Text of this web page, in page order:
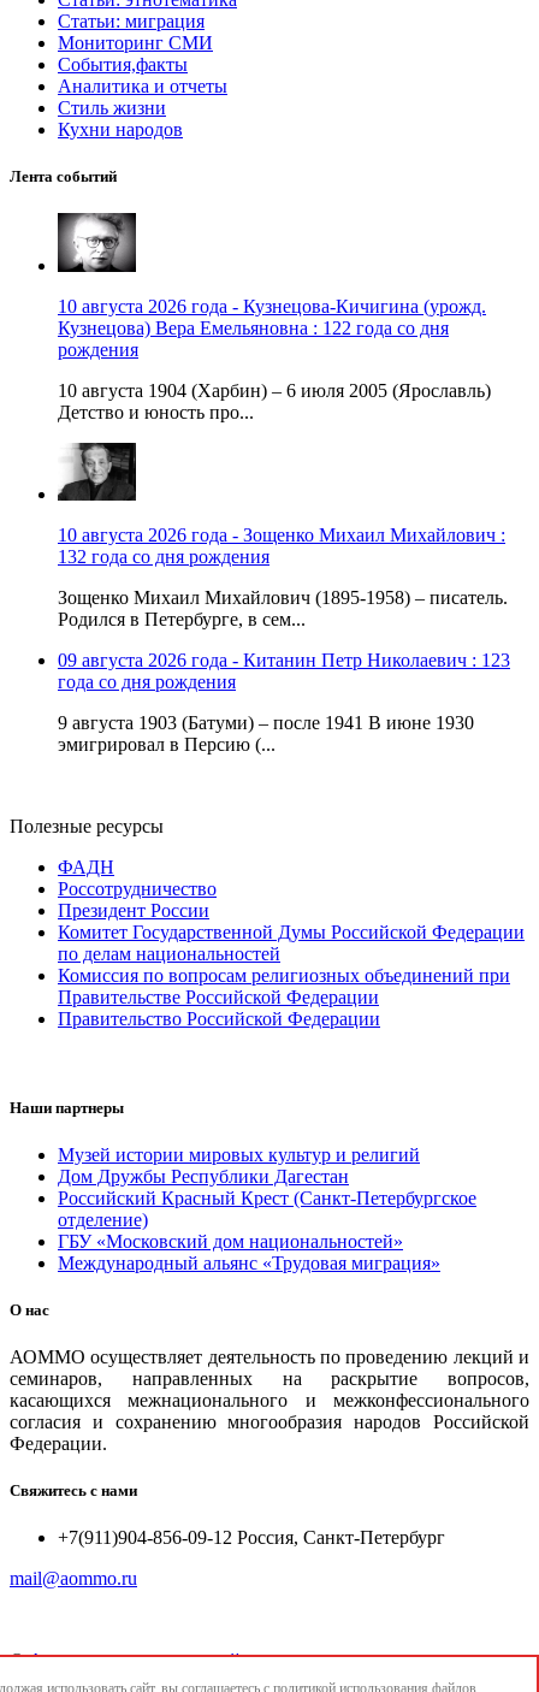
Статьи: миграция
Мониторинг СМИ
События,факты
Аналитика и отчеты
Стиль жизни
Кухни народов
Лента событий
10 августа 2026 года - Кузнецова-Кичигина (урожд.
Кузнецова) Вера Емельяновна : 122 года со дня
рождения
10 августа 1904 (Харбин) – 6 июля 2005 (Ярославль)
Детство и юность про...
10 августа 2026 года - Зощенко Михаил Михайлович :
132 года со дня рождения
Зощенко Михаил Михайлович (1895-1958) – писатель.
Родился в Петербурге, в сем...
09 августа 2026 года - Китанин Петр Николаевич : 123
года со дня рождения
9 августа 1903 (Батуми) – после 1941 В июне 1930
эмигрировал в Персию (...
Полезные ресурсы
ФАДН
Россотрудничество
Президент России
Комитет Государственной Думы Российской Федерации
по делам национальностей
Комиссия по вопросам религиозных объединений при
Правительстве Российской Федерации
Правительство Российской Федерации
Наши партнеры
Музей истории мировых культур и религий
Дом Дружбы Республики Дагестан
Российский Красный Крест (Санкт-Петербургское
отделение)
ГБУ «Московский дом национальностей»
Международный альянс «Трудовая миграция»
О нас
АОММО осуществляет деятельность по проведению лекций и
семинаров, направленных на раскрытие вопросов,
касающихся межнационального и межконфессионального
согласия и сохранению многообразия народов Российской
Федерации.
Свяжитесь с нами
+7(911)904-856-09-12 Россия, Санкт-Петербург
mail@aommo.ru
© Ассоциация организаций по реализации национальных
проектов и достижению национальных целей развития
использовать сайт, вы соглашаетесь с политикой использования файлов